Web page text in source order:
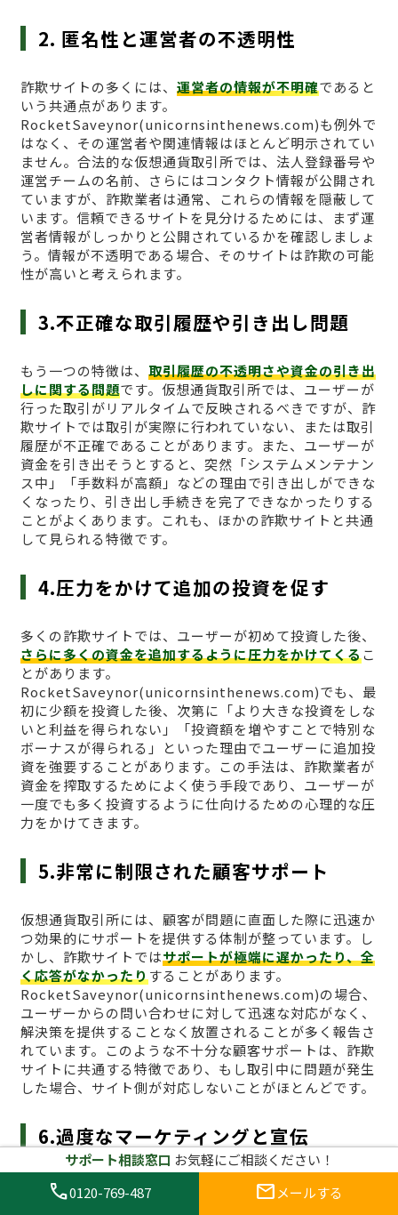
2. 匿名性と運営者の不透明性
詐欺サイトの多くには、 運営者の情報が不明確であると
いう共通点があります。
RocketSaveynor(unicornsinthenews.com)も例外で
はなく、その運営者や関連情報はほとんど明示されてい
ません。合法的な仮想通貨取引所では、法人登録番号や
運営チームの名前、さらにはコンタクト情報が公開され
ていますが、詐欺業者は通常、これらの情報を隠蔽して
います。信頼できるサイトを見分けるためには、まず運
営者情報がしっかりと公開されているかを確認しましょ
う。情報が不透明である場合、そのサイトは詐欺の可能
性が高いと考えられます。
3.不正確な取引履歴や引き出し問題
もう一つの特徴は、 取引履歴の不透明さや資金の引き出
しに関する問題です。仮想通貨取引所では、ユーザーが
行った取引がリアルタイムで反映されるべきですが、詐
欺サイトでは取引が実際に行われていない、または取引
履歴が不正確であることがあります。また、ユーザーが
資金を引き出そうとすると、突然「システムメンテナン
ス中」「手数料が高額」などの理由で引き出しができな
くなったり、引き出し手続きを完了できなかったりする
ことがよくあります。これも、ほかの詐欺サイトと共通
して見られる特徴です。
4.圧力をかけて追加の投資を促す
多くの詐欺サイトでは、ユーザーが初めて投資した後、
さらに多くの資金を追加するように圧力をかけてくるこ
とがあります。
RocketSaveynor(unicornsinthenews.com)でも、最
初に少額を投資した後、次第に「より大きな投資をしな
いと利益を得られない」「投資額を増やすことで特別な
ボーナスが得られる」といった理由でユーザーに追加投
資を強要することがあります。この手法は、詐欺業者が
資金を搾取するためによく使う手段であり、ユーザーが
一度でも多く投資するように仕向けるための心理的な圧
力をかけてきます。
5.非常に制限された顧客サポート
仮想通貨取引所には、顧客が問題に直面した際に迅速か
つ効果的にサポートを提供する体制が整っています。し
かし、詐欺サイトではサポートが極端に遅かったり、全
く応答がなかったりすることがあります。
RocketSaveynor(unicornsinthenews.com)の場合、
ユーザーからの問い合わせに対して迅速な対応がなく、
解決策を提供することなく放置されることが多く報告さ
れています。このような不十分な顧客サポートは、詐欺
サイトに共通する特徴であり、もし取引中に問題が発生
した場合、サイト側が対応しないことがほとんどです。
6.過度なマーケティングと宣伝
さらに、過度な広告宣伝
も詐欺サイトに共通する特徴で
す。RocketSaveynor(unicornsinthenews.com)は、
サポート相談窓口 お気軽にご相談ください！
call0120-769-487 mail メールする